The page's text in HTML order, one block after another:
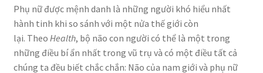
Phụ nữ được mệnh danh là những người khó hiểu nhất
hành tinh khi so sánh với một nửa thế giới còn
lại. Theo Health, bộ não con người có thể là một trong
những điều bí ẩn nhất trong vũ trụ và có một điều tất cả
chúng ta đều biết chắc chắn: Não của nam giới và phụ nữ